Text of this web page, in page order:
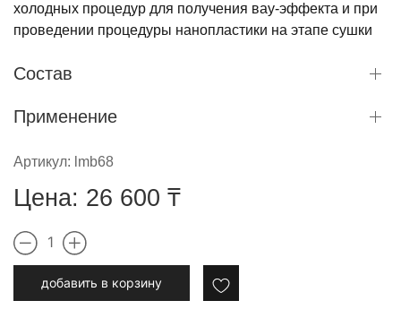
холодных процедур для получения вау-эффекта и при
проведении процедуры нанопластики на этапе сушки
волос.
Только для профессионального применения.
Состав
Применение
Артикул: lmb68
Цена: 26 600 ₸
1
добавить в корзину